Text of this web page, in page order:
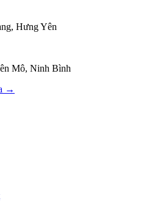
Hưng Yên
Mô, Ninh Bình
→